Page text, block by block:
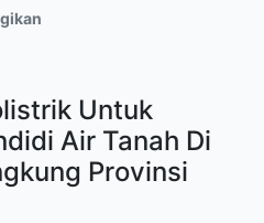
Untuk
Air Tanah Di
Provinsi